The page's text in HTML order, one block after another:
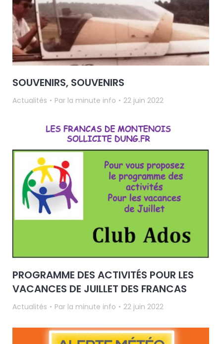
SOUVENIRS, SOUVENIRS
Actualités Par la minute info 22 juin 2022
PROGRAMME DES ACTIVITÉS POUR LES
VACANCES DE JUILLET DES FRANCAS
Actualités Par la minute info 22 juin 2022